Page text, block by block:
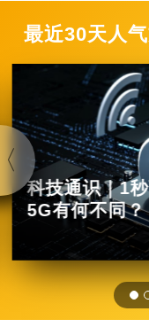
最近30天人
科技通识｜1
5G有何不同？